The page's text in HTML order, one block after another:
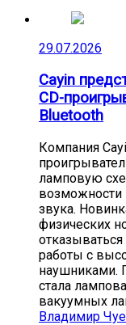
29.07.2026
Cayin
CD-
Bluetooth
Компания
ламповую
возможности
звука.
физических
работы с
наушниками.
стала
вакуумных
Владимир